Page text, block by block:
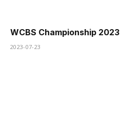
WCBS Championship 2023
2023-07-23